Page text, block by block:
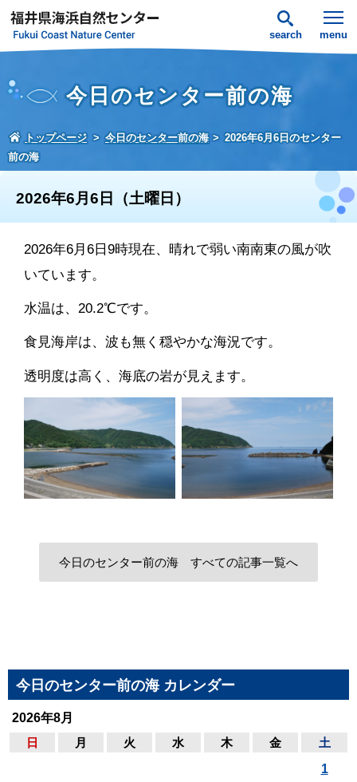
search menu
今日のセンター前の海
トップページ 今日のセンター前の海
2026年6月6日のセンター
前の海
2026年6月6日（土曜日）
2026年6月6日9時現在、晴れで弱い南南東の風が吹
いています。
水温は、20.2℃です。
食見海岸は、波も無く穏やかな海況です。
透明度は高く、海底の岩が見えます。
今日のセンター前の海 すべての記事一覧へ
今日のセンター前の海 カレンダー
2026年8月
日
月 火 水 木 金 土
1